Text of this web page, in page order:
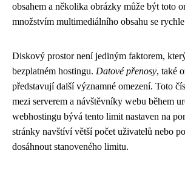
obsahem a několika obrázky může být toto
množstvím multimediálního obsahu se
Diskový prostor není jediným faktorem,
bezplatném hostingu. Datové přenosy, také
představují další významné omezení. Toto
mezi serverem a návštěvníky webu během
webhostingu bývá tento limit nastaven na
stránky navštíví větší počet uživatelů nebo
dosáhnout stanoveného limitu.